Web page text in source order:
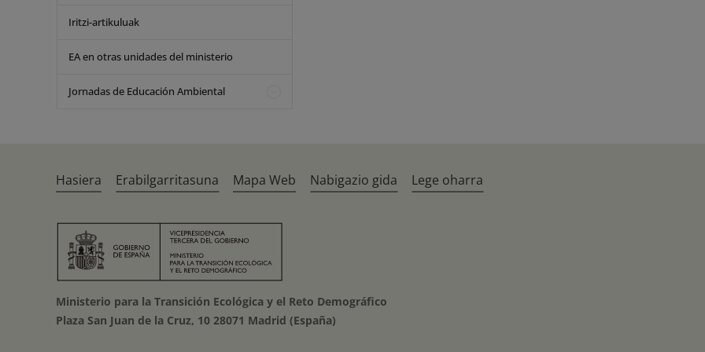
Iritzi-artikuluak
EA en otras unidades del ministerio
Jornadas de Educación Ambiental
Hasiera Erabilgarritasuna Mapa Web Nabigazio gida Lege oharra
Ministerio para la Transición Ecológica y el Reto Demográfico
Plaza San Juan de la Cruz, 10 28071 Madrid (España)